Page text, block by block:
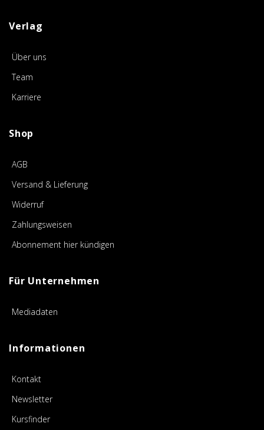
Verlag
Über uns
Team
Karriere
Shop
AGB
Versand & Lieferung
Widerruf
Zahlungsweisen
Abonnement hier kündigen
Für Unternehmen
Mediadaten
Informationen
Kontakt
Newsletter
Kursfinder